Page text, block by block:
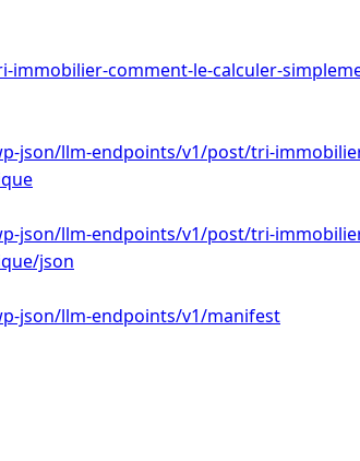
comment-le-calculer-
json/llm-endpoints/v1/post/tri-
json/llm-endpoints/v1/post/tri-
json
json/llm-endpoints/v1/manifest